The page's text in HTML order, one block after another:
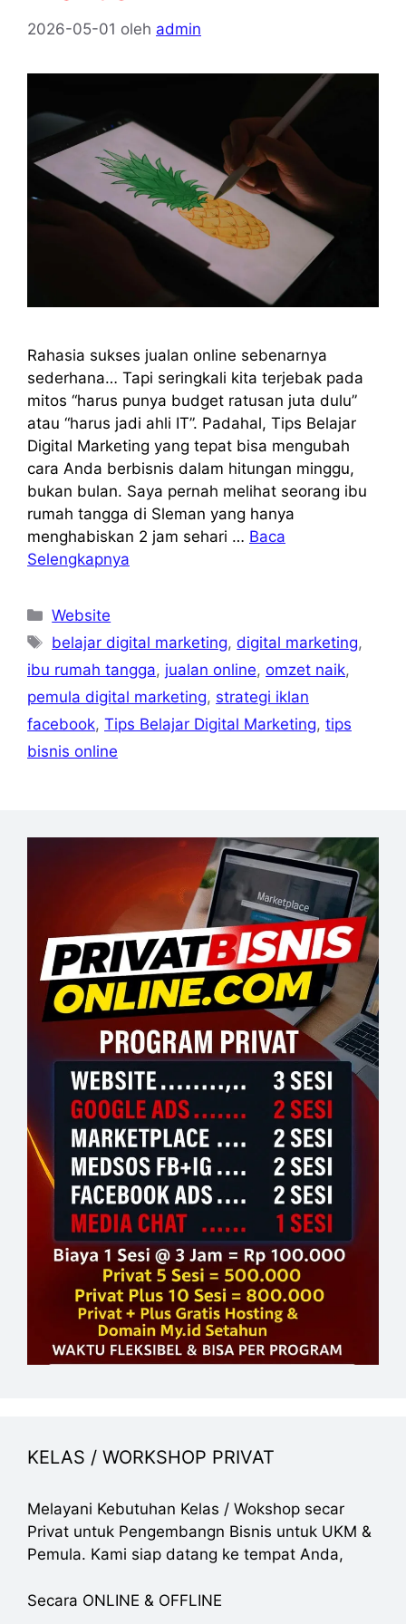
2026-05-01 oleh admin
Rahasia sukses jualan online sebenarnya
sederhana… Tapi seringkali kita terjebak pada
mitos “harus punya budget ratusan juta dulu”
atau “harus jadi ahli IT”. Padahal, Tips Belajar
Digital Marketing yang tepat bisa mengubah
cara Anda berbisnis dalam hitungan minggu,
bukan bulan. Saya pernah melihat seorang ibu
rumah tangga di Sleman yang hanya
menghabiskan 2 jam sehari … Baca
Selengkapnya
Kategori
Website
Tag
belajar digital marketing,digital marketing,
ibu rumah tangga, jualan online, omzet naik,
pemula digital marketing, strategi iklan
facebook, Tips Belajar Digital Marketing, tips
bisnis online
KELAS / WORKSHOP PRIVAT
Melayani Kebutuhan Kelas / Wokshop secar
Privat untuk Pengembangn Bisnis untuk UKM &
Pemula. Kami siap datang ke tempat Anda,
Secara ONLINE & OFFLINE